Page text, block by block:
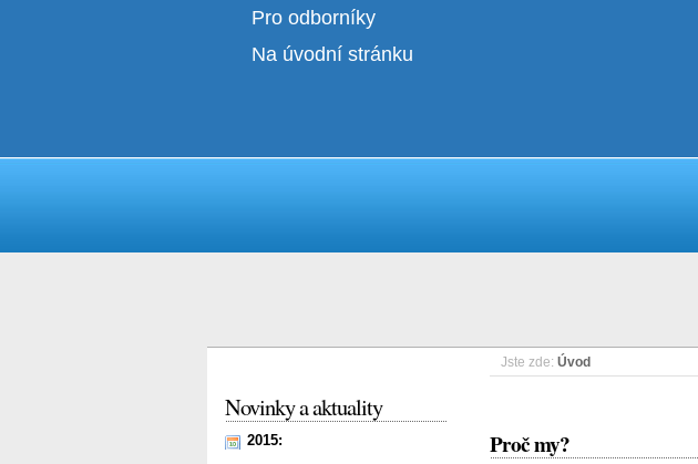
Pro odborníky
Na úvodní stránku
Jste zde: Úvod
Proč my?
Novinky a aktuality
2015: